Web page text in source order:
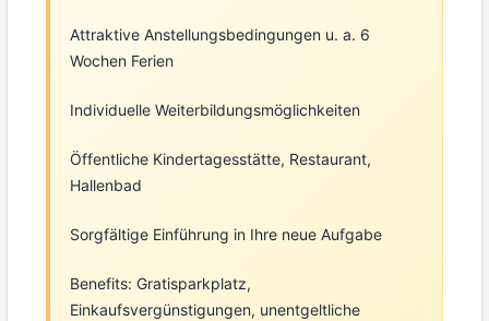
Attraktive Anstellungsbedingungen u. a. 6
Wochen Ferien
Individuelle Weiterbildungsmöglichkeiten
Öffentliche Kindertagesstätte, Restaurant,
Hallenbad
Sorgfältige Einführung in Ihre neue Aufgabe
Benefits: Gratisparkplatz,
Einkaufsvergünstigungen, unentgeltliche